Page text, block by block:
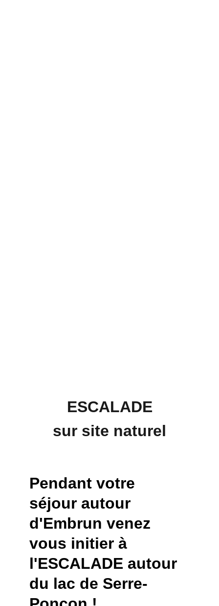
ESCALADE
sur site naturel
Pendant votre
séjour autour
d'Embrun venez
vous initier à
l'ESCALADE autour
du lac de Serre-